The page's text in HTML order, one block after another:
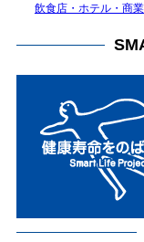
飲食店・ホテル・商